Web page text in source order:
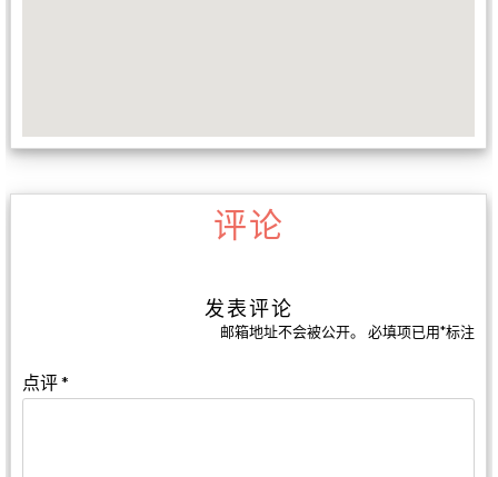
评论
发表评论
邮箱地址不会被公开。 必填项已用*标注
点评*